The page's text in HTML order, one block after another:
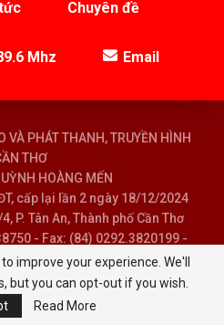
Chuyên đề
Mhz Email
PHÁT THANH, TRUYỀN HÌNH
THƠ
HOÀNG MẾN
cấp lại lần 2 ngày 18/12/2024
P. Tân An, Thành phố Cần Thơ
- Fax: (84) 0292.3820199 -
improve your experience. We'll
but you can opt-out if you wish.
Read More